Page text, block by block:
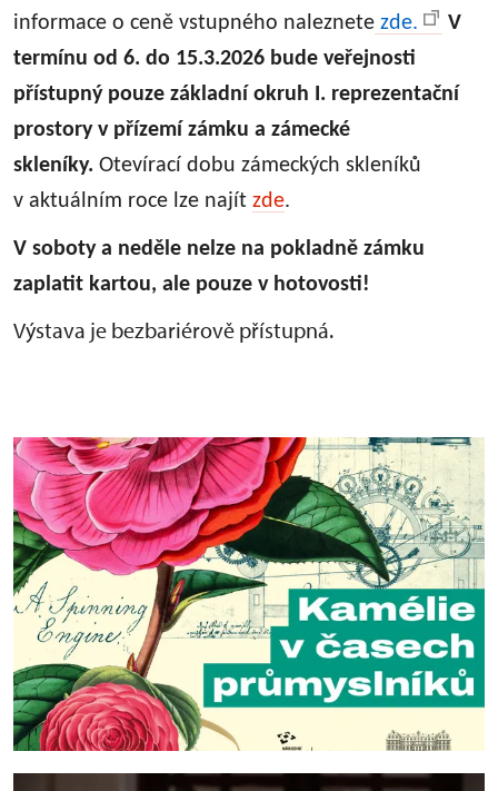
informace o ceně vstupného naleznete zde.
V
termínu od 6. do 15.3.2026 bude veřejnosti
přístupný pouze základní okruh I. reprezentační
prostory v přízemí zámku a zámecké
skleníky. Otevírací dobu zámeckých skleníků
v aktuálním roce lze najít zde.
V soboty a neděle nelze na pokladně zámku
zaplatit kartou, ale pouze v hotovosti!
Výstava je bezbariérově přístupná.